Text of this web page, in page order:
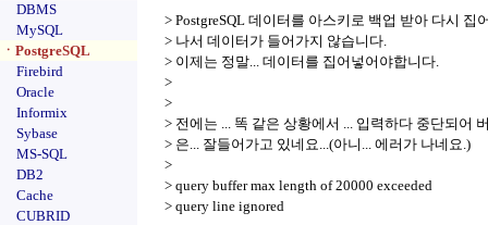
DBMS
MySQL
ㆍPostgreSQL
Firebird
Oracle
Informix
Sybase
MS-SQL
DB2
Cache
CUBRID
> PostgreSQL 데이터를 아스키로 백업 받아 다시 집
> 나서 데이터가 들어가지 않습니다.
> 이제는 정말... 데이터를 집어넣어야합니다.
>
>
> 전에는 ... 똑 같은 상황에서 ... 입력하다 중단되어
> 은... 잘들어가고 있네요...(아니... 에러가 나네요.)
>
> query buffer max length of 20000 exceeded
> query line ignored